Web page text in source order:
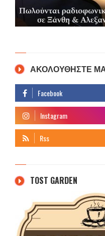
ΑΚΟΛΟΥΘΗΣΤΕ
TOST GARDEN